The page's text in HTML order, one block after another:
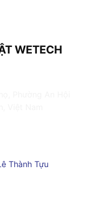
WETECH
Thành Tựu